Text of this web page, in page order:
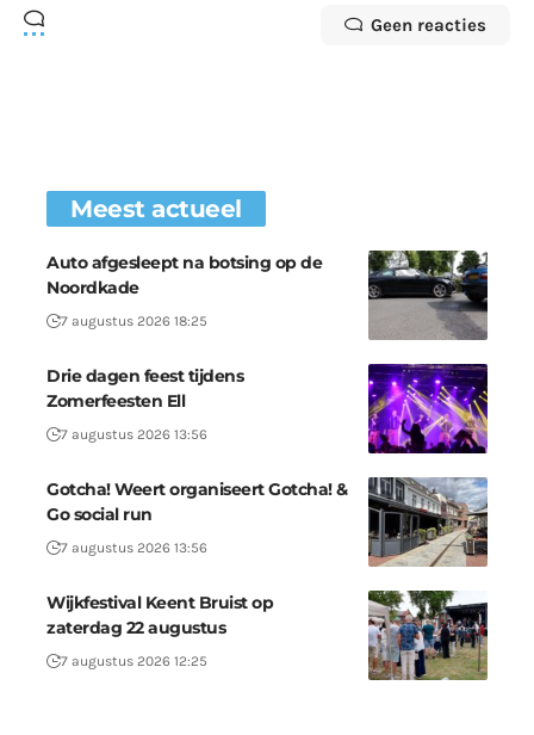
Geen reacties
Meest actueel
Auto afgesleept na botsing op de
Noordkade
7 augustus 2026 18:25
Drie dagen feest tijdens
Zomerfeesten Ell
7 augustus 2026 13:56
Gotcha! Weert organiseert Gotcha! &
Go social run
7 augustus 2026 13:56
Wijkfestival Keent Bruist op
zaterdag 22 augustus
7 augustus 2026 12:25